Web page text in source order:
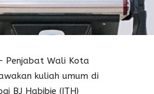
– Penjabat Wali Kota
kuliah umum di
BJ Habibie (ITH)